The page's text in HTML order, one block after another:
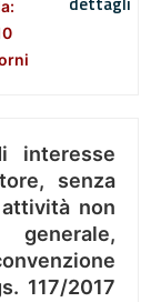
interesse
senza
non
117/2017